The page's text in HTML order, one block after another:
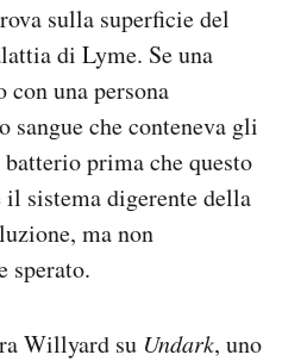
sulla superficie del
di Lyme. Se una
con una persona
che conteneva gli
prima che questo
sistema digerente della
ma non
sperato.
Willyard su Undark, uno